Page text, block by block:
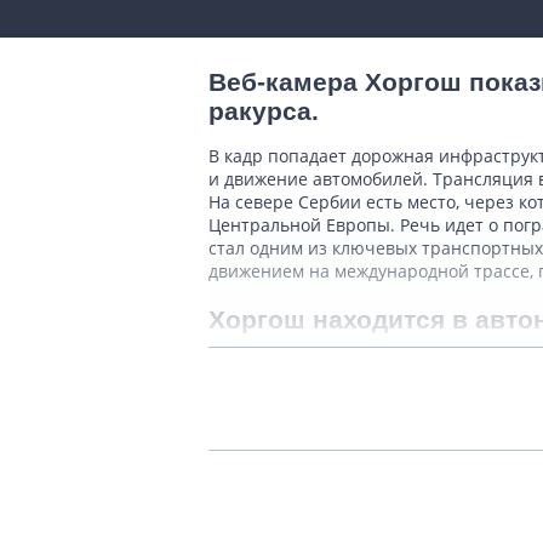
Веб-камера Хоргош
ракурса.
В кадр попадает дорожная
и движение автомобилей.
На севере Сербии есть место, через
Центральной Европы. Речь идет о
стал одним из ключевых
движением на международной
Хоргош находится в
европейского транспортного